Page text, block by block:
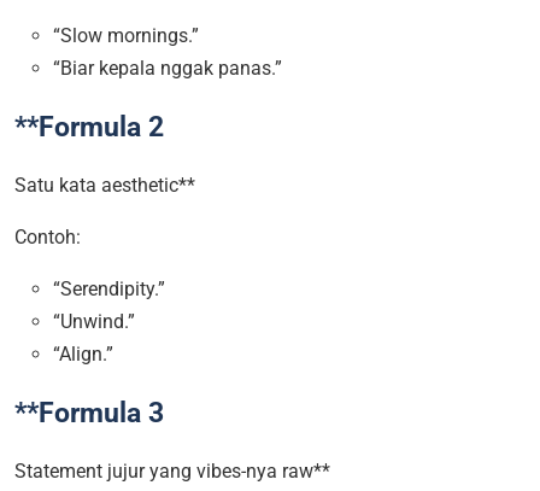
“Slow mornings.”
“Biar kepala nggak panas.”
**Formula 2
Satu kata aesthetic**
Contoh:
“Serendipity.”
“Unwind.”
“Align.”
**Formula 3
Statement jujur yang vibes-nya raw**